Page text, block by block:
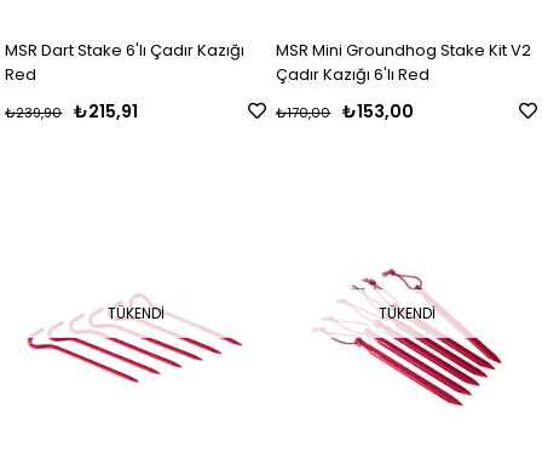
MSR Dart Stake 6'lı Çadır Kazığı
Red
₺215,91
₺239,90
MSR Mini Groundhog Stake Kit V2
Çadır Kazığı 6'lı Red
₺153,00
₺170,00
TÜKENDI TÜKENDI